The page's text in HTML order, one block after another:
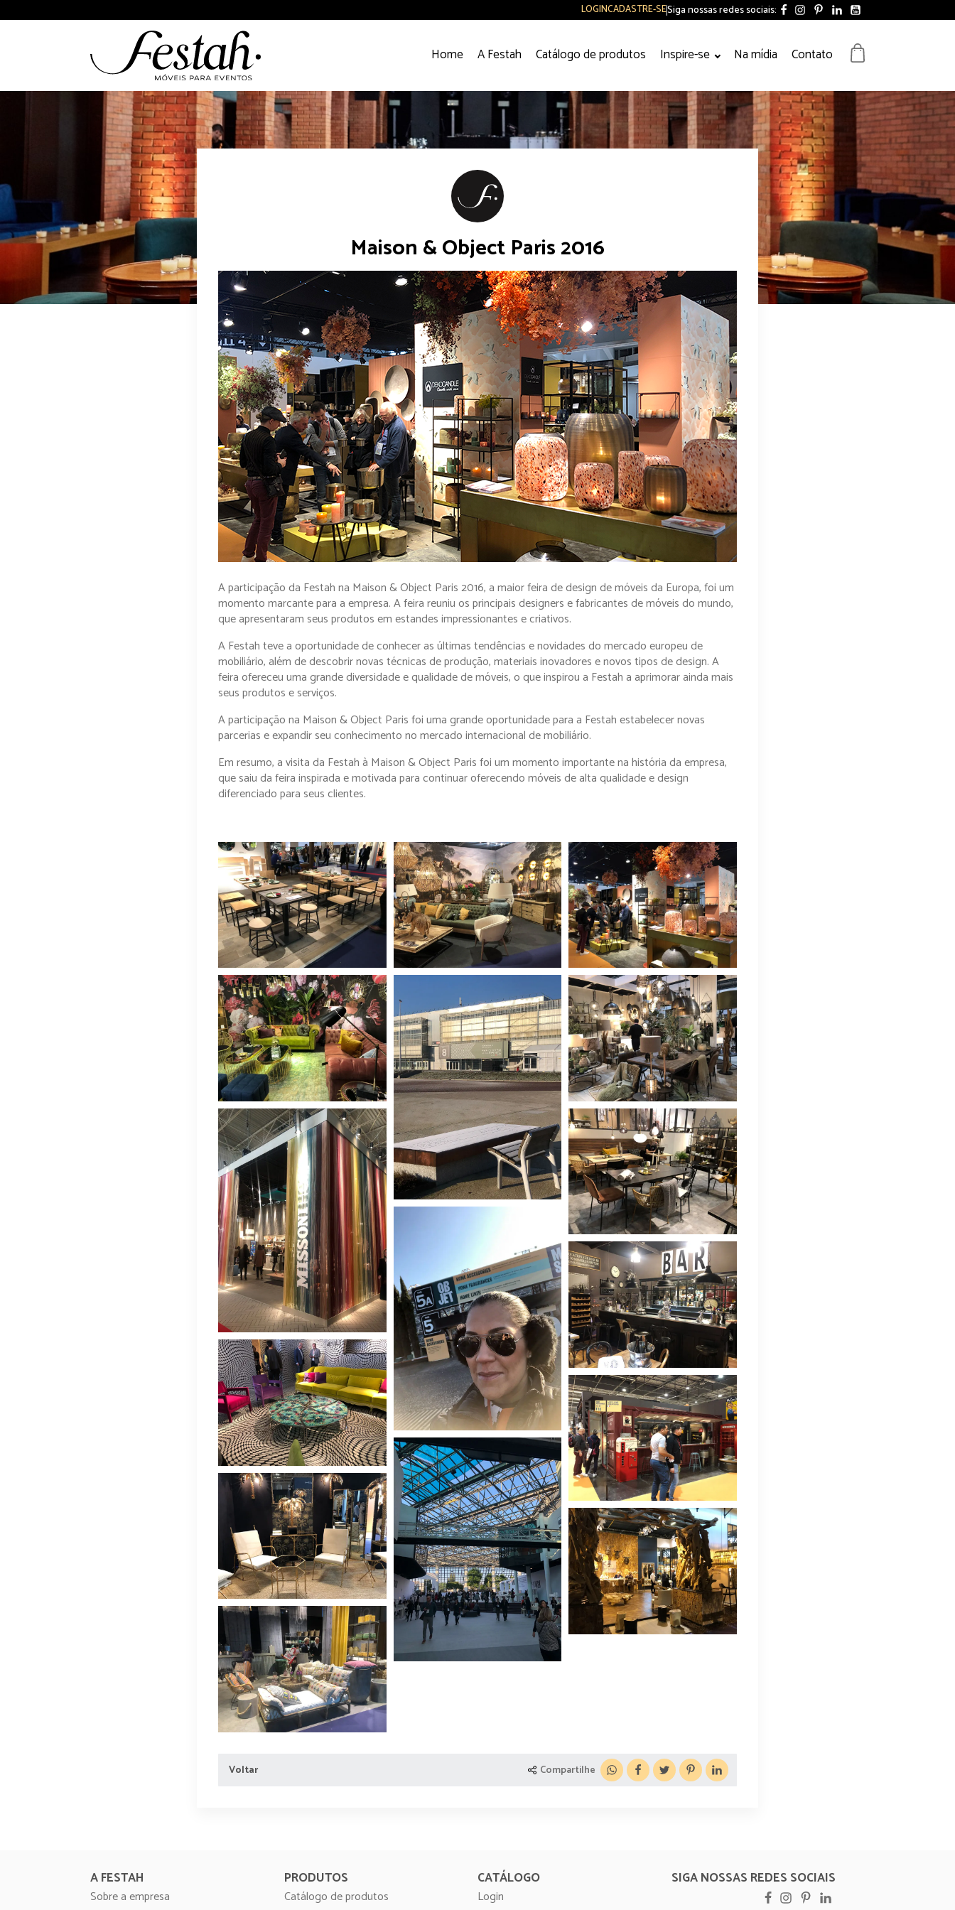
LOGINCADASTRE-SESiga nossas redes sociais:
Home A Festah Catálogo de produtos Inspire-se Na mídia Contato
Maison & Object Paris 2016
A participação da Festah na Maison & Object Paris 2016, a maior feira de design de móveis da Europa, foi um
momento marcante para a empresa. A feira reuniu os principais designers e fabricantes de móveis do mundo,
que apresentaram seus produtos em estandes impressionantes e criativos.
A Festah teve a oportunidade de conhecer as últimas tendências e novidades do mercado europeu de
mobiliário, além de descobrir novas técnicas de produção, materiais inovadores e novos tipos de design. A
feira ofereceu uma grande diversidade e qualidade de móveis, o que inspirou a Festah a aprimorar ainda mais
seus produtos e serviços.
A participação na Maison & Object Paris foi uma grande oportunidade para a Festah estabelecer novas
parcerias e expandir seu conhecimento no mercado internacional de mobiliário.
Em resumo, a visita da Festah à Maison & Object Paris foi um momento importante na história da empresa,
que saiu da feira inspirada e motivada para continuar oferecendo móveis de alta qualidade e design
diferenciado para seus clientes.
Voltar Compartilhe
A FESTAH
Sobre a empresa
PRODUTOS
Catálogo de produtos
CATÁLOGO
Login
SIGA NOSSAS REDES SOCIAIS